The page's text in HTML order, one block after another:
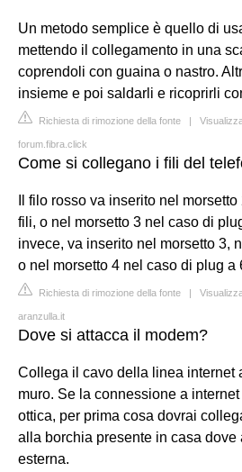
Un metodo semplice è quello di
mettendo il collegamento in una
coprendoli con guaina o nastro.
insieme e poi saldarli e ricoprirli
Richiesta di rimozione della fonte |
forum.fibra.click
Come si collegano i fili del
Il filo rosso va inserito nel
fili, o nel morsetto 3 nel caso di
invece, va inserito nel morsetto 3,
o nel morsetto 4 nel caso di plug a
Richiesta di rimozione della fonte |
aranzulla.it
Dove si attacca il modem?
Collega il cavo della linea internet
muro. Se la connessione a
ottica, per prima cosa dovrai
alla borchia presente in casa
esterna.